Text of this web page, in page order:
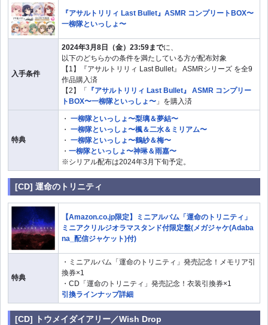
『アサルトリリィ Last Bullet』ASMR コンプリートBOX〜
一柳隊といっしょ〜
入手条件
2024年3月8日（金）23:59までに、
以下のどちらかの条件を満たしている方が配布対象
【1】『アサルトリリィ Last Bullet』 ASMRシリーズ を全9
作品購入済
【2】「
『アサルトリリィ Last Bullet』 ASMR コンプリー
トBOX〜一柳隊といっしょ〜 」を購入済
特典
・ 一柳隊といっしょ〜梨璃＆夢結〜
・ 一柳隊といっしょ〜楓＆二水＆ミリアム〜
・ 一柳隊といっしょ〜鶴紗＆梅〜
・ 一柳隊といっしょ〜神琳＆雨嘉〜
※シリアル配布は2024年3月下旬予定。
[CD] 運命のトリニティ
【Amazon.co.jp限定】ミニアルバム「運命のトリニティ」
ミニアクリルジオラマスタンド付限定盤(メガジャケ(Adaba
na_配信ジャケット)付)
特典
・ミニアルバム「運命のトリニティ」発売記念！メモリア引
換券×1
・CD「運命のトリニティ」発売記念！衣装引換券×1
引換ラインナップ詳細
[CD] トウメイダイアリー／Wish Drop